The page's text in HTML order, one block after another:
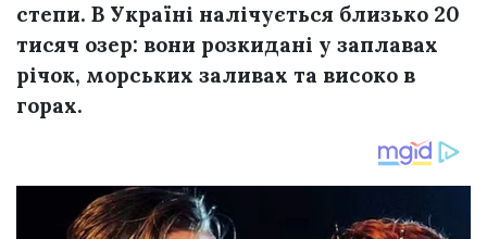
степи. В Україні налічується близько 20
тисяч озер: вони розкидані у заплавах
річок, морських заливах та високо в
горах.